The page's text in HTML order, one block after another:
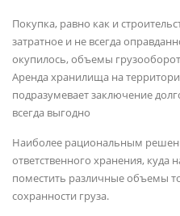
Покупка, равно как и
затратное и не всегда
окупилось, объемы
Аренда хранилища на
подразумевает заключение
всегда выгодно
Наиболее рациональным
ответственного хранения,
поместить различные объемы
сохранности груза.